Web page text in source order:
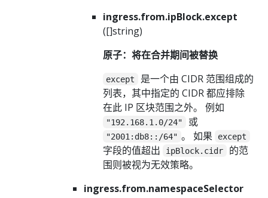
ingress.from.ipBlock.except
([]string)
原子：将在合并期间被替换
except
是一个由 CIDR 范围组成的
列表，其中指定的 CIDR 都应排除
在此 IP 区块范围之外。 例如
"192.168.1.0/24" 或
"2001:db8::/64" 。 如果 except
字段的值超出 ipBlock.cidr
的范
围则被视为无效策略。
ingress.from.namespaceSelector